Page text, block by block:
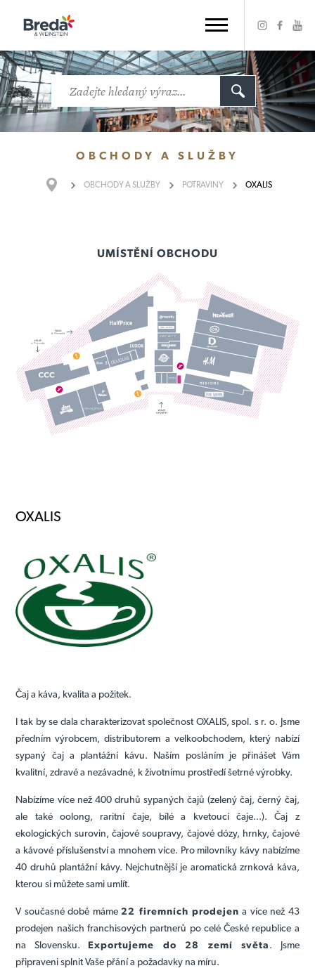
OBCHODY A SLUŽBY
OBCHODYA SLUŽBY POTRAVINY OXALIS
UMÍSTĚNÍ OBCHODU
OXALIS
Čaj a káva, kvalita a požitek.
I tak by se dala charakterizovat společnost OXALIS, spol. s r. o. Jsme
předním výrobcem, distributorem a velkoobchodem, který nabízí
sypaný čaj a plantážní kávu. Naším posláním je přinášet Vám
kvalitní, zdravé a nezávadné, k životnímu prostředí šetrné výrobky.
Nabízíme více než 400 druhů sypaných čajů (zelený čaj, černý čaj,
ale také oolong, raritní čaje,
bílé a kvetoucí čaje...). Čaj z
ekologických surovin, čajové soupravy, čajové dózy, hrnky, čajové
a kávové příslušenství a mnohem více. Pro milovníky kávy nabízíme
40 druhů plantážní kávy. Nejchutnější je aromatická zrnková káva,
kterou si můžete sami umlít.
V současné době máme 22 firemních prodejen a více než 43
prodejen našich franchisových partnerů po celé České republice a
na Slovensku.
Exportujeme do 28 zemí světa. Jsme
připraveni splnit Vaše přání a požadavky na míru.